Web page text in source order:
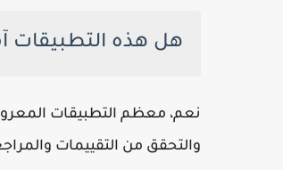
هل هذه التطبيقات
نعم، معظم التطبيقات
والتحقق من التقييمات